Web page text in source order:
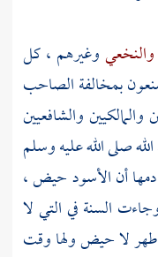
والنخعيوغيرهم ، كل
بمخالفة الصاحب
والشافعيين
صلى الله عليه وسلم
دمها أن الأسود حيض ،
السنة في التي لا
طهر لا حيض ولها وقت